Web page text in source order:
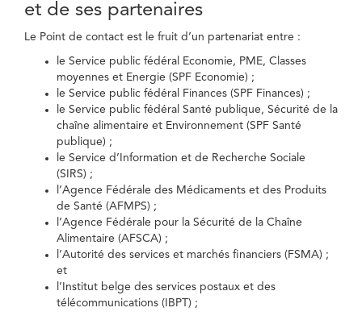
et de ses partenaires
Le Point de contact est le fruit d’un partenariat entre :
le Service public fédéral Economie, PME, Classes
moyennes et Energie (SPF Economie) ;
le Service public fédéral Finances (SPF Finances) ;
le Service public fédéral Santé publique, Sécurité de la
chaîne alimentaire et Environnement (SPF Santé
publique) ;
le Service d’Information et de Recherche Sociale
(SIRS) ;
l’Agence Fédérale des Médicaments et des Produits
de Santé (AFMPS) ;
l’Agence Fédérale pour la Sécurité de la Chaîne
Alimentaire (AFSCA) ;
l’Autorité des services et marchés financiers (FSMA) ;
et
l’Institut belge des services postaux et des
télécommunications (IBPT) ;